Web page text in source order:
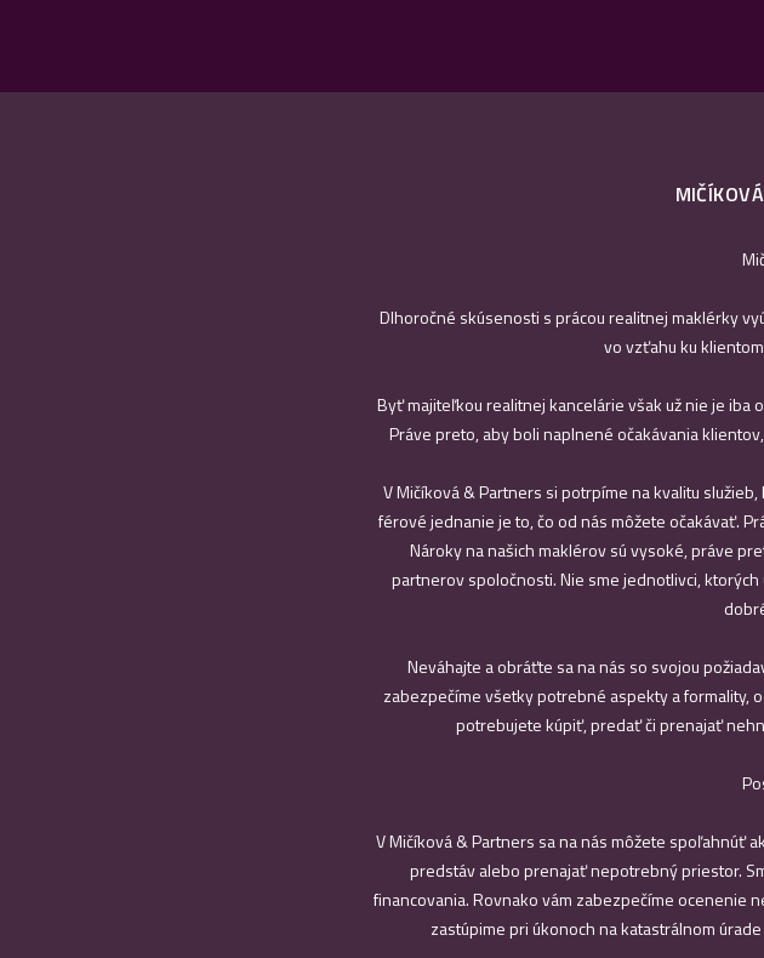
Dlhoročné skúsenosti s prácou realitnej maklérky
vo vzťahu ku
Byť majiteľkou realitnej kancelárie však už nie je iba
Práve preto, aby boli naplnené očakávania
V Mičíková & Partners si potrpíme na kvalitu
férové jednanie je to, čo od nás môžete očakávať.
Nároky na našich maklérov sú vysoké, práve
partnerov spoločnosti. Nie sme jednotlivci,
Neváhajte a obráťte sa na nás so svojou
zabezpečíme všetky potrebné aspekty a formality,
potrebujete kúpiť, predať či prenajať
V Mičíková & Partners sa na nás môžete
predstáv alebo prenajať nepotrebný priestor.
financovania. Rovnako vám zabezpečíme ocenenie
zastúpime pri úkonoch na katastrálnom